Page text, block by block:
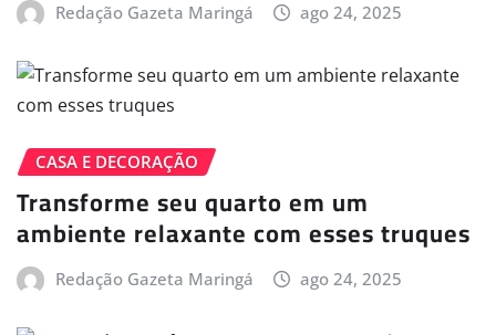
Redação Gazeta Maringá ago 24, 2025
CASA E DECORAÇÃO
Transforme seu quarto em um
ambiente relaxante com esses truques
Redação Gazeta Maringá ago 24, 2025